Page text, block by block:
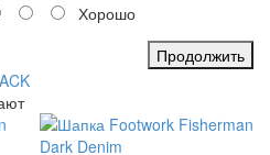
Хорошо
Продолжить